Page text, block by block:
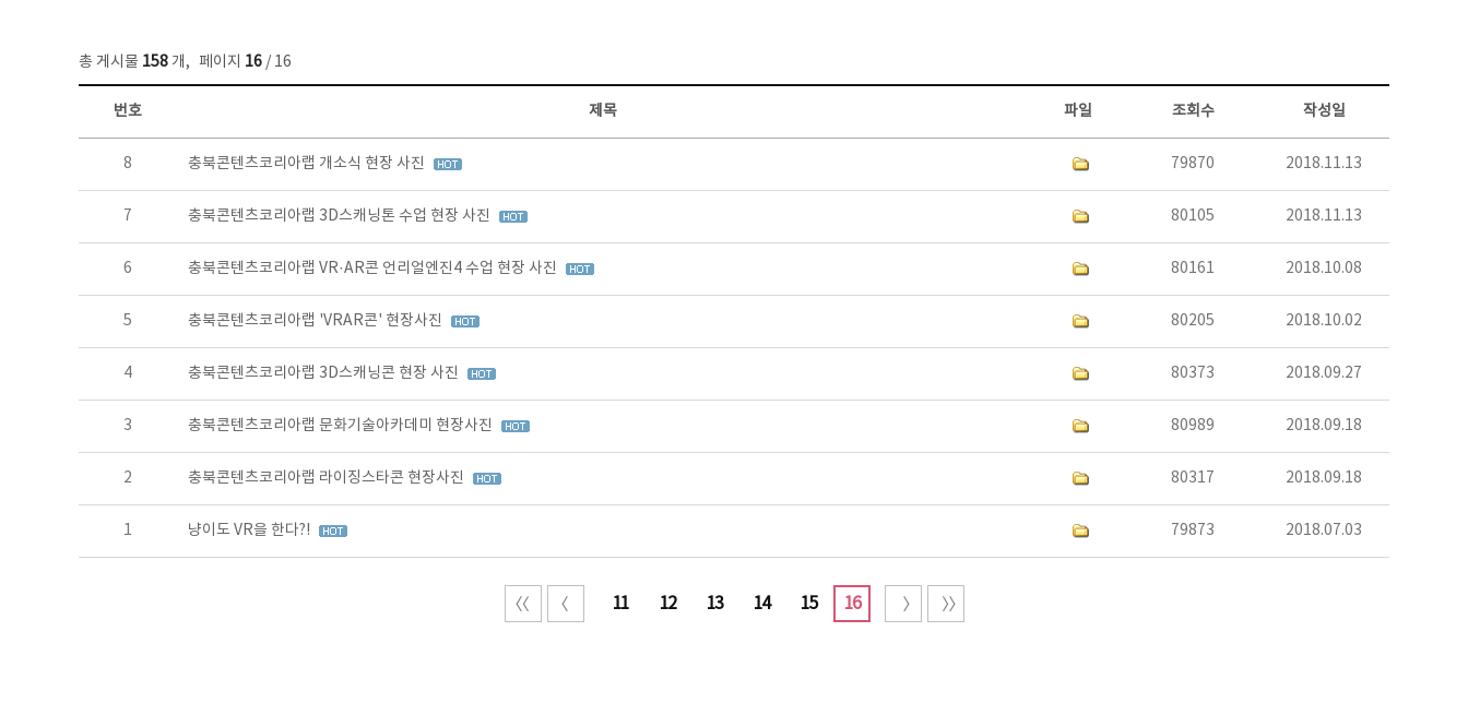
총 게시물 158 개, 페이지 16 / 16
콘텐츠이슈 목록 - 번호, 제목, 작성자, 파일, 조회수, 작성일 정보 제공
번호 제목 파일 조회수 작성일
8 충북콘텐츠코리아랩 개소식 현장 사진 79870 2018.11.13
7 충북콘텐츠코리아랩 3D스캐닝톤 수업 현장 사진 80105 2018.11.13
6 충북콘텐츠코리아랩 VR·AR콘 언리얼엔진4 수업 현장 사진 80161 2018.10.08
5 충북콘텐츠코리아랩 'VRAR콘' 현장사진 80205 2018.10.02
4 충북콘텐츠코리아랩 3D스캐닝콘 현장 사진 80373 2018.09.27
3 충북콘텐츠코리아랩 문화기술아카데미 현장사진 80989 2018.09.18
2 충북콘텐츠코리아랩 라이징스타콘 현장사진 80317 2018.09.18
1 냥이도 VR을 한다?! 79873 2018.07.03
11 12 13 14 15 16